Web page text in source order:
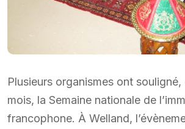
Plusieurs organismes ont
mois, la Semaine nationale de
francophone. À Welland,